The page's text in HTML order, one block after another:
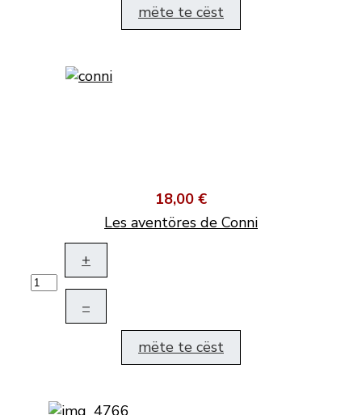
mëte te cëst
18,00 €
Les aventöres de Conni
+
–
mëte te cëst